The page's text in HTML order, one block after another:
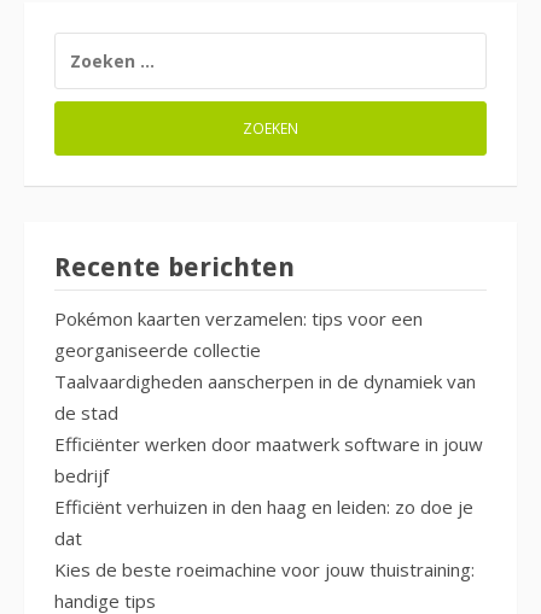
NAAR:
Recente berichten
Pokémon kaarten verzamelen: tips voor een
georganiseerde collectie
Taalvaardigheden aanscherpen in de dynamiek van
de stad
Efficiënter werken door maatwerk software in jouw
bedrijf
Efficiënt verhuizen in den haag en leiden: zo doe je
dat
Kies de beste roeimachine voor jouw thuistraining:
handige tips